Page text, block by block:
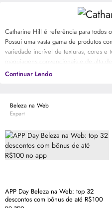
Catharine Hill é referência para todos
Possui uma vasta gama de produtos
variedade incrível de texturas, cores e
maquiagens convencionais e de alta
caracterização. Experimente aqui
Continuar Lendo
Beleza na Web
Expert
APP Day Beleza na Web: top 32
descontos com bônus de até R$100